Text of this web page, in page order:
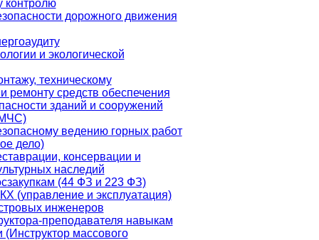
контролю
дорожного движения
и экологической
техническому
ремонту средств обеспечения
зданий и сооружений
ведению горных работ
дело)
консервации и
наследий
(44 ФЗ и 223 ФЗ)
(управление и эксплуатация)
инженеров
преподавателя навыкам
массового